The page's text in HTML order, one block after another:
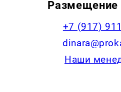
+7 (917)
Наши